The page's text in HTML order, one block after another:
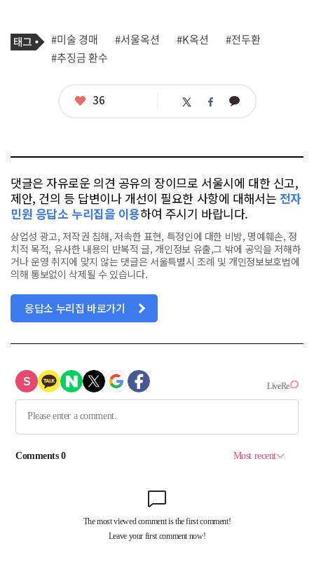
기
사
관
련
태
그
#미술 경매 #서울옥션 #K옥션
#전두환
#추징금 환수
좋
36 트 페 카
댓글은 자유로운 의견 공유의 장이므로 서울시에 대한 신고,
제안, 건의 등 답변이나 개선이 필요한 사항에 대해서는 전자
민원 응답소 누리집을 이용하여 주시기 바랍니다.
상업성 광고, 저작권 침해, 저속한 표현, 특정인에 대한 비방, 명예훼손, 정
치적 목적, 유사한 내용의 반복적 글, 개인정보 유출,그 밖에 공익을 저해하
거나 운영 취지에 맞지 않는 댓글은 서울특별시 조례 및 개인정보보호법에
의해 통보없이 삭제될 수 있습니다.
응답소 누리집 바로가기